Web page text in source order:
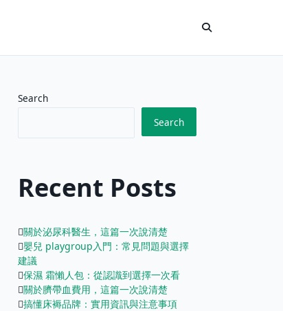
Search
Search
Recent Posts
關於泌尿科醫生，這篇一次說清楚
嬰兒 playgroup入門：常見問題與選擇
建議
保濕 霜懶人包：從認識到選擇一次看
關於臍帶血費用，這篇一次說清楚
搞懂床褥品牌：實用資訊與注意事項